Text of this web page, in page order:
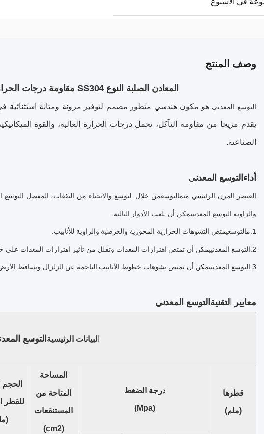
وصف المنتج
المعادن الصلبة النوع SS304 مقاومة درجات الحرارة العالية التوسع المعدني
التوسع المعدني هو مكون هندسي متطور مصمم لتوفير مرونة ومتانة استثنائية
يقدم مزيجا من مقاومة التآكل، تحمل درجات الحرارة العالية، والقوة
الصناعية.
أداء التوسع المعدني
العنصر المرن الرئيسي منمالتوسعمن خلال التوسع والانحناء من النفقات، المفصل
والزاوية. التوسع المعدنييمكن أن تلعب الأدوار التالية:
1. مالتوسعيمتص التشوهات الحرارية المحورية والعرضية والزاوية للأنابيب.
2. التوسع المعدنييمكن أن تمتص اهتزازات المعدات وتقلل من تأثير اهتزازات المعدات على
3. التوسع المعدنييمكن أن تمتص تشوهات خطوط الأنابيب الناجمة عن الزلزال وتساقط
معايير التقنية التوسع المعدني
البيانات الرئيسية التوسع
قطرها
(ملم)
درجة الضغط
(Mpa)
المساحة
المتاحة من
المستنقعات
(cm2)
للقطر